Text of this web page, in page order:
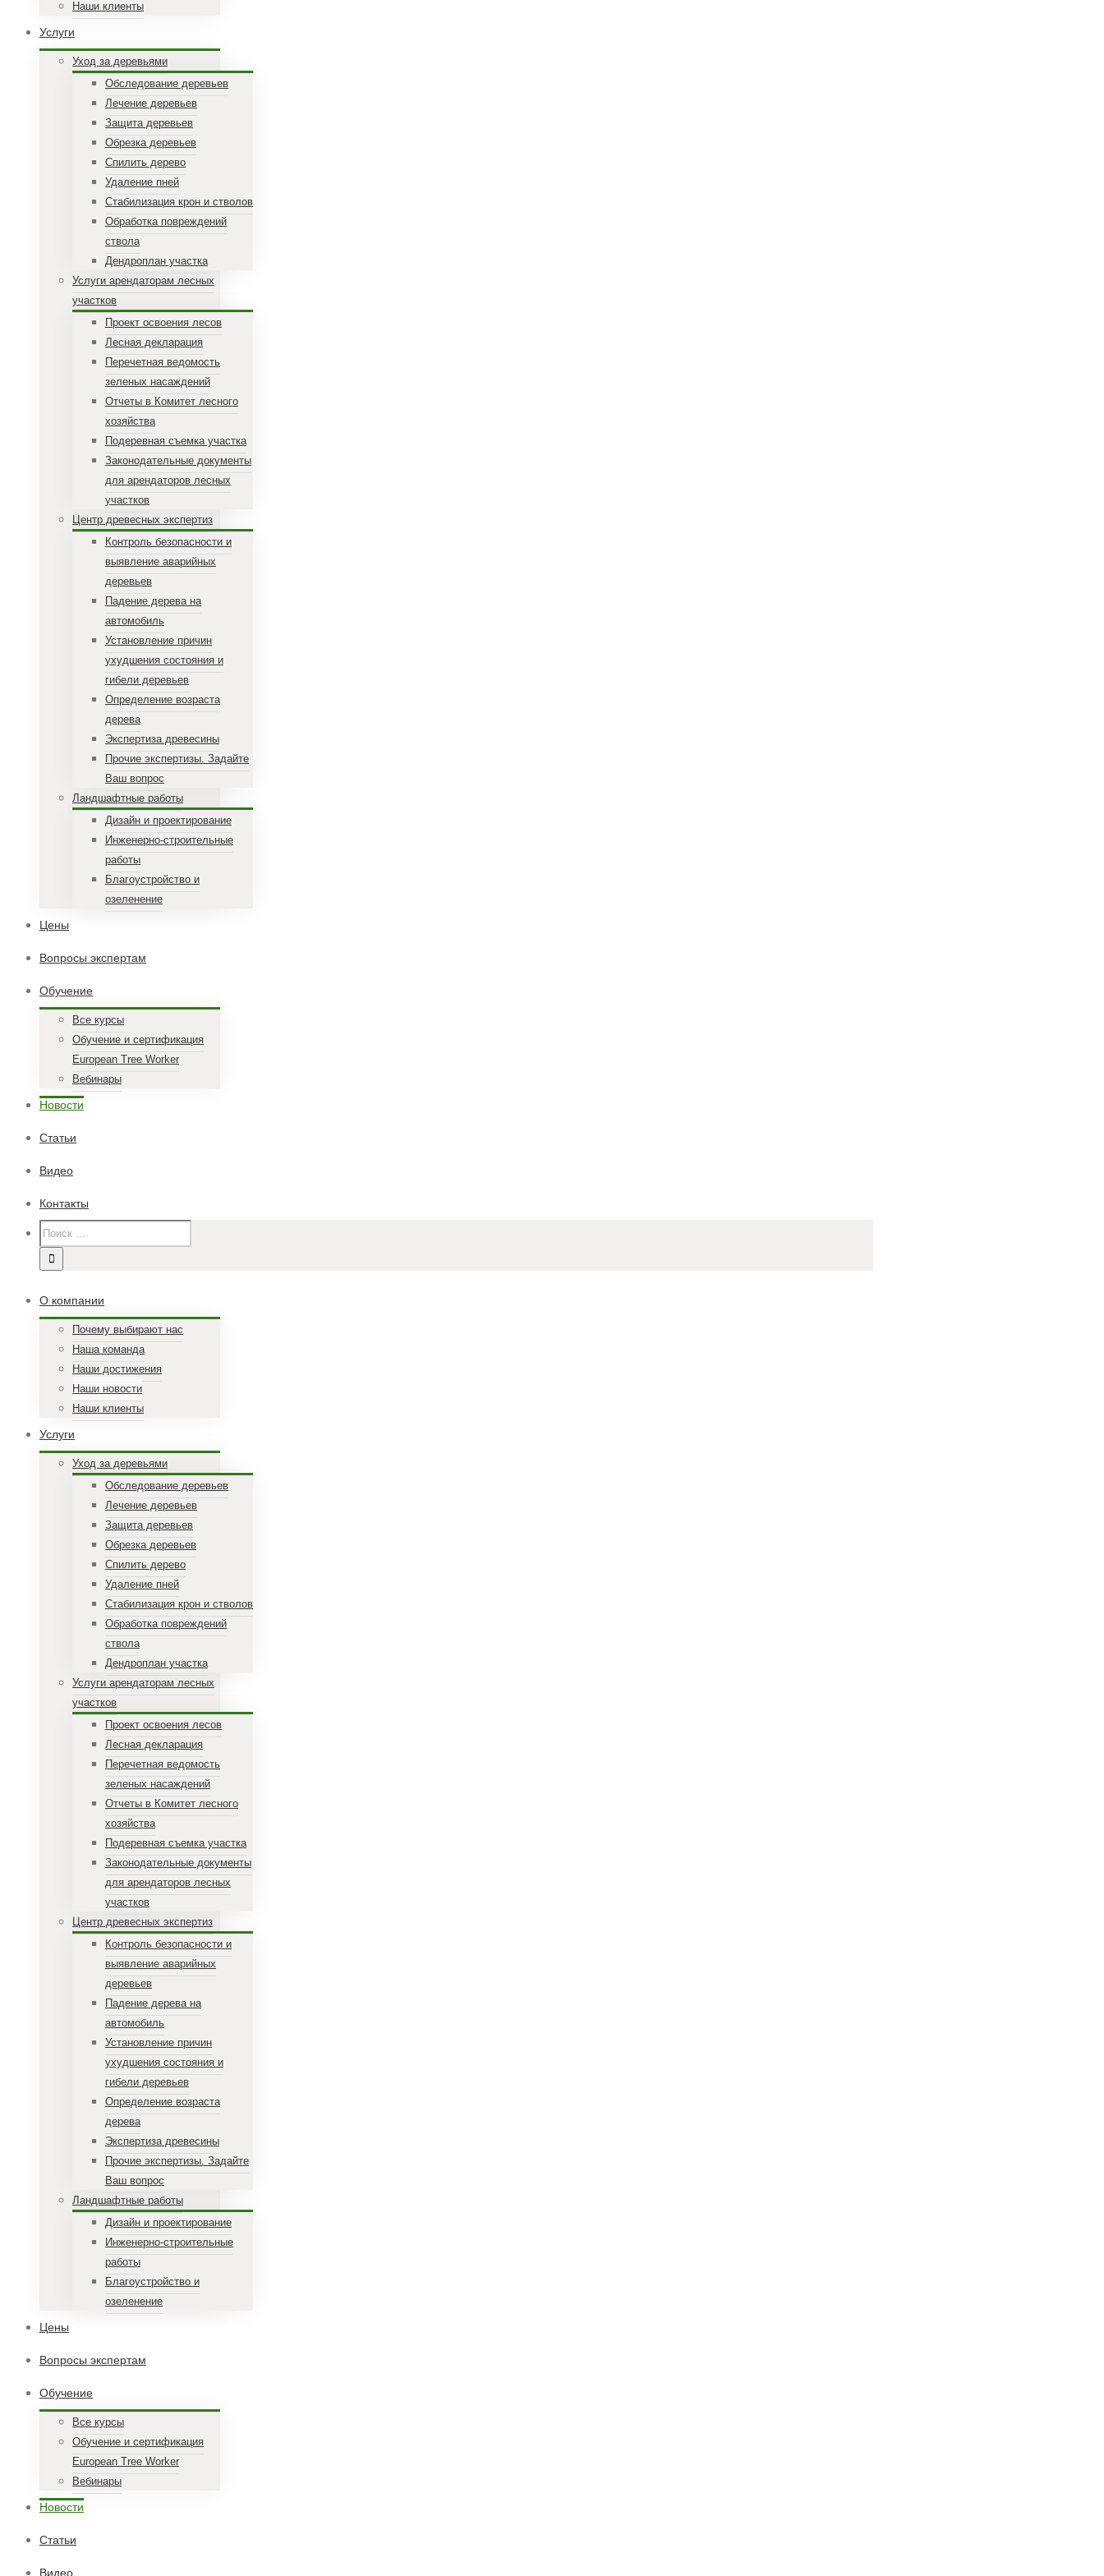
Наши клиенты
Услуги
Уход за деревьями
Обследование деревьев
Лечение деревьев
Защита деревьев
Обрезка деревьев
Спилить дерево
Удаление пней
Стабилизация крон и стволов
Обработка повреждений
ствола
Дендроплан участка
Услуги арендаторам лесных
участков
Проект освоения лесов
Лесная декларация
Перечетная ведомость
зеленых насаждений
Отчеты в Комитет лесного
хозяйства
Подеревная съемка участка
Законодательные документы
для арендаторов лесных
участков
Центр древесных экспертиз
Контроль безопасности и
выявление аварийных
деревьев
Падение дерева на
автомобиль
Установление причин
ухудшения состояния и
гибели деревьев
Определение возраста
дерева
Экспертиза древесины
Прочие экспертизы. Задайте
Ваш вопрос
Ландшафтные работы
Дизайн и проектирование
Инженерно-строительные
работы
Благоустройство и
озеленение
Цены
Вопросы экспертам
Обучение
Все курсы
Обучение и сертификация
European Tree Worker
Вебинары
Новости
Статьи
Видео
Контакты
О компании
Почему выбирают нас
Наша команда
Наши достижения
Наши новости
Наши клиенты
Услуги
Уход за деревьями
Обследование деревьев
Лечение деревьев
Защита деревьев
Обрезка деревьев
Спилить дерево
Удаление пней
Стабилизация крон и стволов
Обработка повреждений
ствола
Дендроплан участка
Услуги арендаторам лесных
участков
Проект освоения лесов
Лесная декларация
Перечетная ведомость
зеленых насаждений
Отчеты в Комитет лесного
хозяйства
Подеревная съемка участка
Законодательные документы
для арендаторов лесных
участков
Центр древесных экспертиз
Контроль безопасности и
выявление аварийных
деревьев
Падение дерева на
автомобиль
Установление причин
ухудшения состояния и
гибели деревьев
Определение возраста
дерева
Экспертиза древесины
Прочие экспертизы. Задайте
Ваш вопрос
Ландшафтные работы
Дизайн и проектирование
Инженерно-строительные
работы
Благоустройство и
озеленение
Цены
Вопросы экспертам
Обучение
Все курсы
Обучение и сертификация
European Tree Worker
Вебинары
Новости
Статьи
Видео